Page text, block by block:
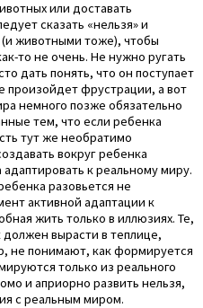
или доставать
сказать «нельзя» и
животными тоже), чтобы
то не очень. Не нужно ругать
дать понять, что он поступает
произойдет фрустрации, а вот
немного позже обязательно
тем, что если ребенка
тут же необратимо
вокруг ребенка
к реальному миру.
разовьется не
активной адаптации к
жить только в иллюзиях. Те,
вырасти в теплице,
не понимают, как формируется
только из реального
и априорно развить нельзя,
с реальным миром.